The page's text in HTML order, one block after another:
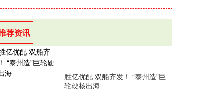
荐资讯
胜亿优配 双船齐发！ “泰州造”巨
轮硬核出海